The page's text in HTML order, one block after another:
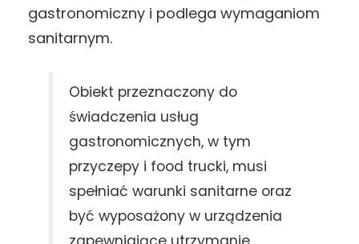
gastronomiczny i podlega wymaganiom
sanitarnym.
Obiekt przeznaczony do
świadczenia usług
gastronomicznych, w tym
przyczepy i food trucki, musi
spełniać warunki sanitarne oraz
być wyposażony w urządzenia